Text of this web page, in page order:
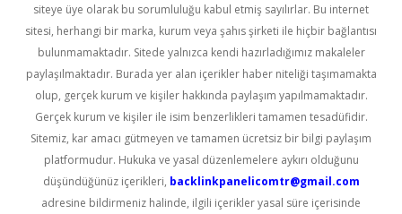
siteye üye olarak bu sorumluluğu kabul etmiş sayılırlar. Bu internet
sitesi, herhangi bir marka, kurum veya şahıs şirketi ile hiçbir bağlantısı
bulunmamaktadır. Sitede yalnızca kendi hazırladığımız makaleler
paylaşılmaktadır. Burada yer alan içerikler haber niteliği taşımamakta
olup, gerçek kurum ve kişiler hakkında paylaşım yapılmamaktadır.
Gerçek kurum ve kişiler ile isim benzerlikleri tamamen tesadüfidir.
Sitemiz, kar amacı gütmeyen ve tamamen ücretsiz bir bilgi paylaşım
platformudur. Hukuka ve yasal düzenlemelere aykırı olduğunu
düşündüğünüz içerikleri, backlinkpanelicomtr@gmail.com
adresine bildirmeniz halinde, ilgili içerikler yasal süre içerisinde